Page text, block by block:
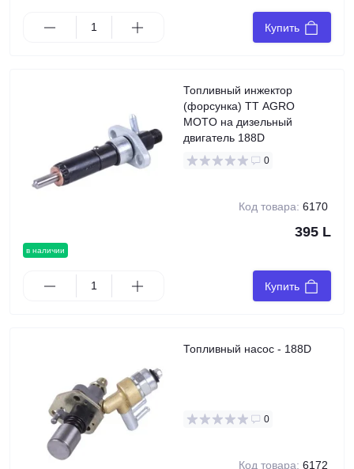
Купить
в наличии
Топливный инжектор
(форсунка) TT AGRO
MOTO на дизельный
двигатель 188D
0
Код товара: 6170
395 L
Купить
Топливный насос - 188D
0
Код товара: 6172